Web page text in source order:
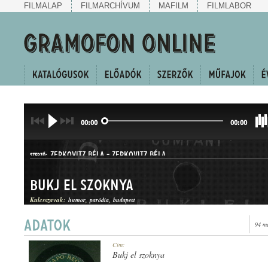
FILMALAP FILMARCHÍVUM MAFILM FILMLABOR
00:00 00:00
SZERZŐ: ZERKOVITZ BÉLA - ZERKOVITZ BÉLA
MŰFAJ: KUPLÉ
Bukj el szoknya
Kulcsszavak: humor paródia budapest
94
Cím:
Bukj el szoknya